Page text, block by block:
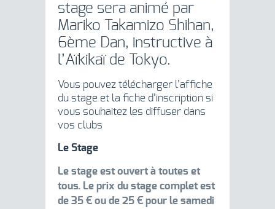
stage sera animé par
Mariko Takamizo Shihan,
6ème Dan, instructive à
l’Aïkikaï de Tokyo.
Vous pouvez télécharger l’affiche
du stage et la fiche d’inscription si
vous souhaitez les diffuser dans
vos clubs
Le Stage
Le stage est ouvert à toutes et
tous. Le prix du stage complet est
de 35 € ou de 25 € pour le samedi